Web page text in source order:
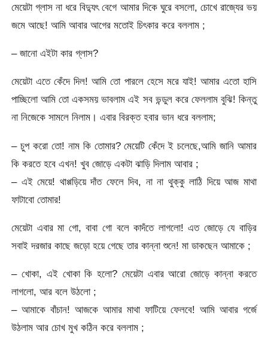
মেয়েটা গ্লাস না ধরে বিদ্যুৎ বেগে আমার দিকে ঘুরে বসলো, চোখে রাজ্যের ভয়
জমে আছে! আমি আবার আগের মতোই চিৎকার করে বললাম ;
– জানো এইটা কার গ্লাস?
মেয়েটা এতে কেঁদে দিল! আমি তো পারলে হেসে মরে যাই! আমার এতো হাসি
পাচ্ছিলো আমি তো একসময় ভাবলাম এই সব ভন্ডুল করে ফেললাম বুঝি! কিন্তু
না নিজেকে সামলে নিলাম। এবার বিরক্ত হবার ভান ধরে বললাম;
– চুপ করো তো! নাম কি তোমার? মেয়েটি কেঁদে ই চলেছে,আমি জানি আমার
কি করতে হবে এখন! খুব জোড়ে একটা ঝাড়ি দিলাম আবার ;
– এই মেয়ে! থাপ্পড়িয়ে দাঁত ফেলে দিব, না না থুক্কু লাঠি দিয়ে আজ মাথা
ফাটাবো তোমার!
মেয়েটা এবার মা গো, বাবা গো বলে কাদঁতে লাগলো! এত জোড়ে যে বাড়ির
সবাই দরজার কাছে জড়ো হয়ে গেছে তার কান্না শুনে! মা ডাকছেন আমাকে ;
– খোকা, এই খোকা কি হলো? মেয়েটা এবার আরো জোড়ে কান্না করতে
লাগলো, আর বলে উঠলো ;
– আমাকে বাঁচান! আজকে আমার মাথা ফাটিয়ে ফেলবে! আমি আবার গর্জে
উঠলাম আর চোখ মুখ কঠিন করে বললাম ;